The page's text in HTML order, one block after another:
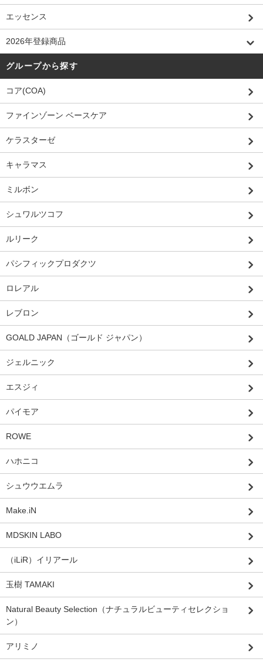
エッセンス
2026年登録商品
グループから探す
コア(COA)
ファインゾーン ベースケア
ケラスターゼ
キャラマス
ミルボン
シュワルツコフ
ルリーク
パシフィックプロダクツ
ロレアル
レブロン
GOALD JAPAN（ゴールド ジャパン）
ジェルニック
エスジィ
パイモア
ROWE
ハホニコ
シュウウエムラ
Make.iN
MDSKIN LABO
（iLiR）イリアール
玉樹 TAMAKI
Natural Beauty Selection（ナチュラルビューティセレクショ
ン）
アリミノ